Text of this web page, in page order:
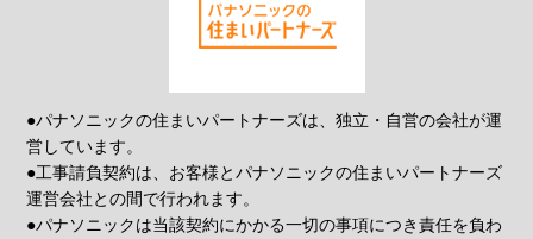
●パナソニックの住まいパートナーズは、独立・自営の会社が運
営しています。
●工事請負契約は、お客様とパナソニックの住まいパートナーズ
運営会社との間で行われます。
●パナソニックは当該契約にかかる一切の事項につき責任を負わ